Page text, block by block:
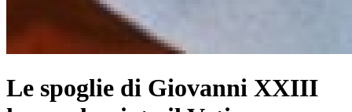
Le spoglie di Giovanni XXIII